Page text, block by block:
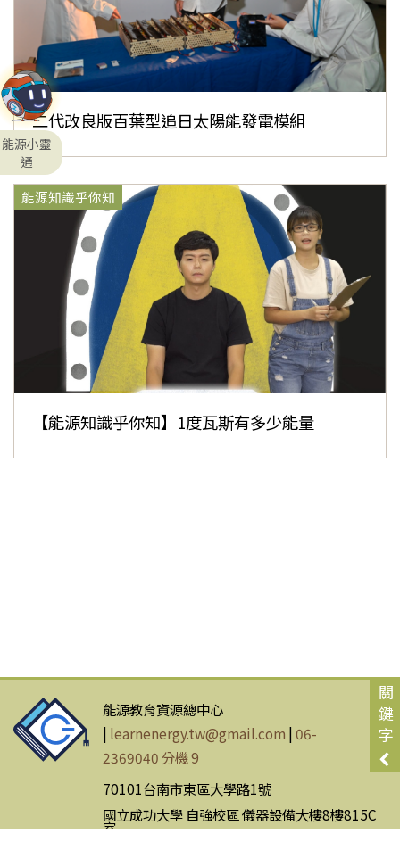
二代改良版百葉型追日太陽能發電模組
能源知識乎你知
【能源知識乎你知】1度瓦斯有多少能量
關
鍵
字
能源小靈
通
能源教育資源總中心
| learnenergy.tw@gmail.com |06-
2369040 分機 9
70101台南市東區大學路1號
國立成功大學 自強校區 儀器設備大樓8樓815C
室